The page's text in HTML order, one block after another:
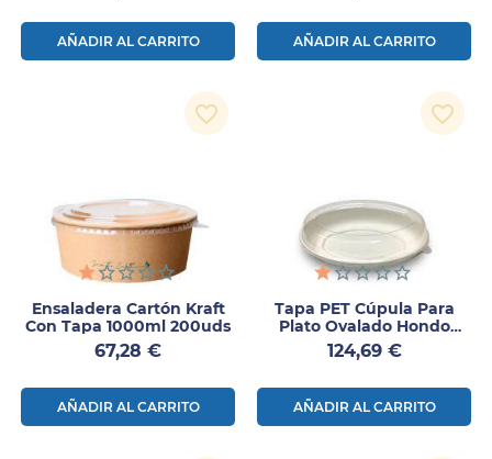
AÑADIR AL CARRITO AÑADIR AL CARRITO
Ensaladera Cartón Kraft
Con Tapa 1000ml 200uds
Precio
67,28 €
AÑADIR AL CARRITO
favorite_border
Tapa PET Cúpula Para
Plato Ovalado Hondo
300uds
Precio
124,69 €
AÑADIR AL CARRITO
favorite_border